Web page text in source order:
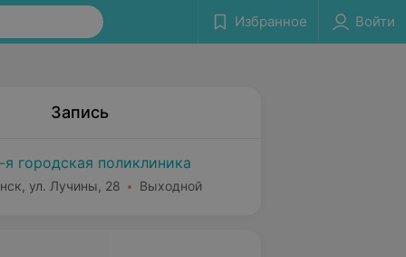
Избранное Войти
Запись
я городская поликлиника
ул. Лучины, 28 Выходной